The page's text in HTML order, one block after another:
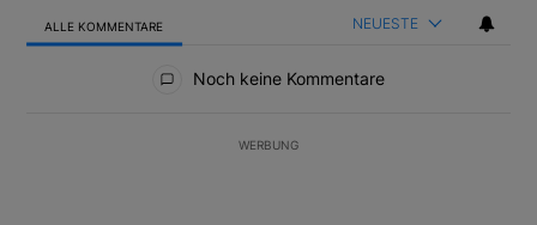
ALLE KOMMENTARE NEUESTE
Noch keine Kommentare
WERBUNG